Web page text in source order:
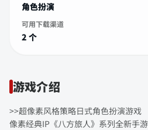
角色扮演
可用下载渠道
2 个
游戏介绍
>>超像素风格策略日式角色扮演游戏
像素经典IP《八方旅人》系列全新手